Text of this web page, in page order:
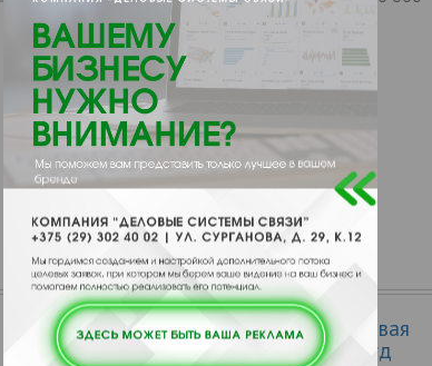
Пленка полиэтиленовая
многолетняя Изумруд